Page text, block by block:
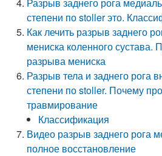
степени по stoller это.
Как лечить разрыв заднего
мениска коленного
разрыва мениска
Разрыв тела и заднего рога
степени по stoller. Почему
травмирование
Классификация
Видео разрыв заднего рога
полное восстановление